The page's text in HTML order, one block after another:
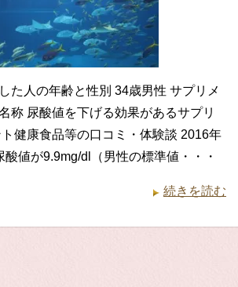
た人の年齢と性別 34歳男性 サプリメ
称 尿酸値を下げる効果があるサプリ
健康食品等の口コミ・体験談 2016年
値が9.9mg/dl（男性の標準値・・・
続きを読む